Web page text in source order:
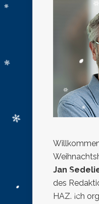
Jan
des
HAZ. Ich